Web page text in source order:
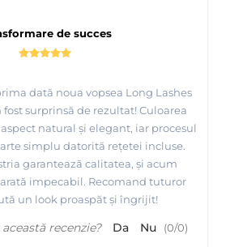
de succes
dată noua vopsea Long Lashes
surprinsă de rezultat! Culoarea
natural și elegant, iar procesul
simplu datorită rețetei incluse.
garantează calitatea, și acum
impecabil. Recomand tuturor
un look proaspăt și îngrijit!
recenzie? Da Nu (0/0)